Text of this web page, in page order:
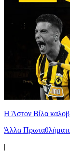
Η Άστον Βίλα
Άλλα
|